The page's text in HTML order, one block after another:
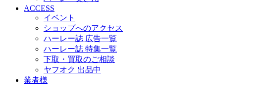
ACCESS
イベント
ショップへのアクセス
ハーレー誌 広告一覧
ハーレー誌 特集一覧
下取・買取のご相談
ヤフオク 出品中
業者様